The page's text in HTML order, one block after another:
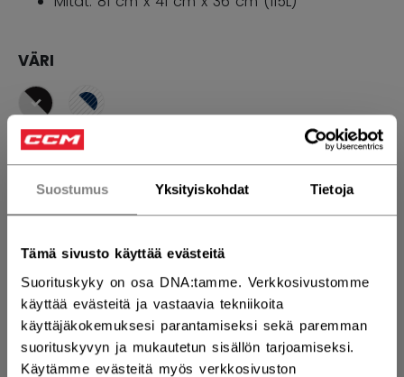
Suostumus Yksityiskohdat Tietoja
Tämä sivusto käyttää evästeitä
Suorituskyky on osa DNA:tamme. Verkkosivustomme
käyttää evästeitä ja vastaavia tekniikoita
käyttäjäkokemuksesi parantamiseksi sekä paremman
suorituskyvyn ja mukautetun sisällön tarjoamiseksi.
Käytämme evästeitä myös verkkosivuston
VÄRI
selected
KOKOSI KOKOTAULUKKO
MÄÄRÄ
LISÄÄ OSTOSKORIIN